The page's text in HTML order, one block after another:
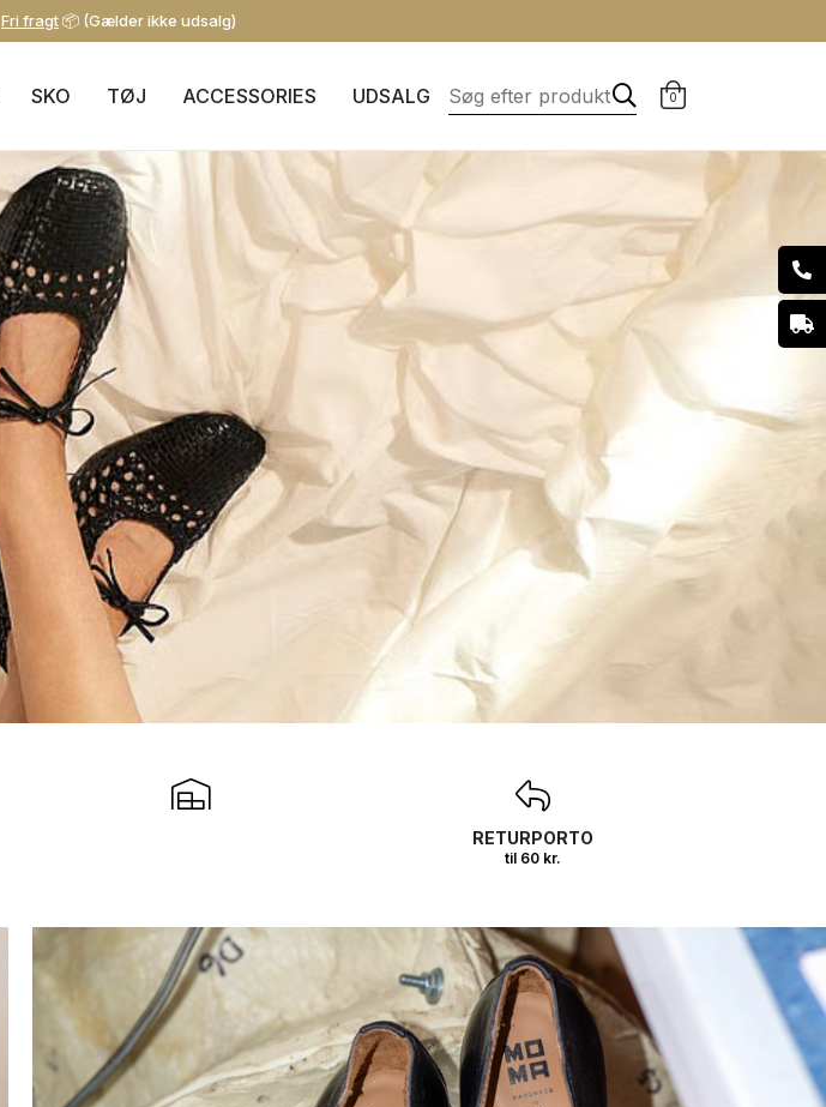
Fri fragt📦 (Gælder ikke udsalg)
SKO TØJ ACCESSORIES UDSALG 0
RETURPORTO
til 60 kr.